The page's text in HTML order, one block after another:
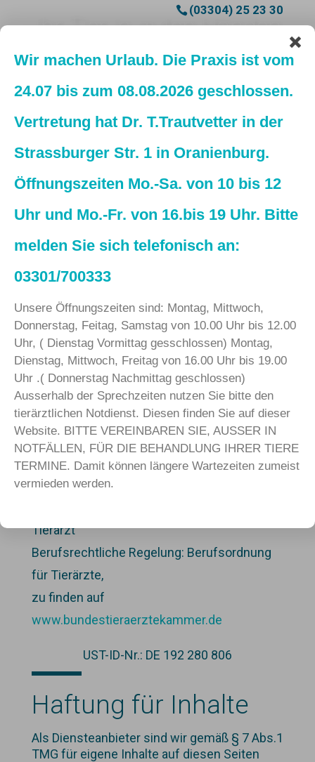
(03304) 25 23 30
Ihr Tier in guten Händen
Impressum
Angaben gemäß § 5 TMG:
16767 Leegebruch
Kontakt:
Telefon: 03304 25 23 30
Mobil: 0172 324 053 0
E-Mail: info@tierarztpraxis-leegebruch.de
Aufsichtsbehörde:
Dr. vet. med. Hendrik Sattelmair
Kammerzugehörigkeit: Tierärztekammer
Brandenburg
Tierarzt
Berufsrechtliche Regelung: Berufsordnung
für Tierärzte,
zu finden auf
www.bundestieraerztekammer.de
UST-ID-Nr.: DE 192 280 806
Haftung für Inhalte
Als Diensteanbieter sind wir gemäß § 7 Abs.1
TMG für eigene Inhalte auf diesen Seiten
Wir machen Urlaub. Die Praxis ist vom
24.07 bis zum 08.08.2026 geschlossen.
Vertretung hat Dr. T.Trautvetter in der
Strassburger Str. 1 in Oranienburg.
Öffnungszeiten Mo.-Sa. von 10 bis 12
Uhr und Mo.-Fr. von 16.bis 19 Uhr. Bitte
melden Sie sich telefonisch an:
03301/700333
Unsere Öffnungszeiten sind: Montag, Mittwoch,
Donnerstag, Feitag, Samstag von 10.00 Uhr bis 12.00
Uhr, ( Dienstag Vormittag gesschlossen) Montag,
Dienstag, Mittwoch, Freitag von 16.00 Uhr bis 19.00
Uhr .( Donnerstag Nachmittag geschlossen)
Ausserhalb der Sprechzeiten nutzen Sie bitte den
tierärztlichen Notdienst. Diesen finden Sie auf dieser
Website. BITTE VEREINBAREN SIE, AUSSER IN
NOTFÄLLEN, FÜR DIE BEHANDLUNG IHRER TIERE
TERMINE. Damit können längere Wartezeiten zumeist
vermieden werden.